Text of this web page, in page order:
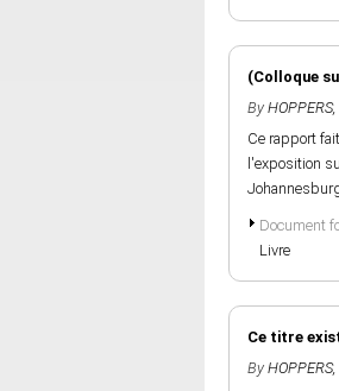
(Colloque
By
Ce rapport
l'exposition
Document
Livre
Ce titre
By